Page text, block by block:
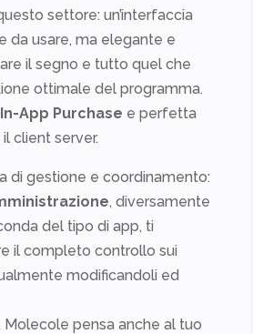
settore: un’interfaccia
da usare, ma elegante e
il segno e tutto quel che
ottimale del programma.
In-App Purchase e perfetta
client server.
di gestione e coordinamento:
, diversamente
del tipo di app, ti
il completo controllo sui
modificandoli ed
Molecole pensa anche al tuo